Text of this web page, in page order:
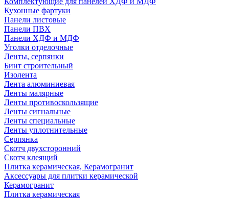
Кухонные фартуки
Панели листовые
Панели ПВХ
Панели ХДФ и МДФ
Уголки отделочные
Ленты, серпянки
Бинт строительный
Изолента
Лента алюминиевая
Ленты малярные
Ленты противоскользящие
Ленты сигнальные
Ленты специальные
Ленты уплотнительные
Серпянка
Скотч двухсторонний
Скотч клеящий
Плитка керамическая, Керамогранит
Аксессуары для плитки керамической
Керамогранит
Плитка керамическая